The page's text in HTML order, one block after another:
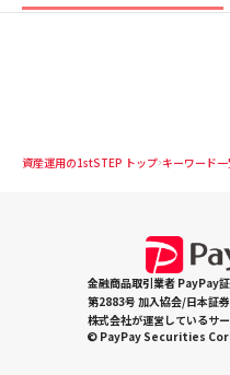
資産運用の1stSTEP トップ キーワード
金融商品取引業者 PayPay
第2883号 加入協会/日本証
株式会社が運営しているサ
© PayPay Securities